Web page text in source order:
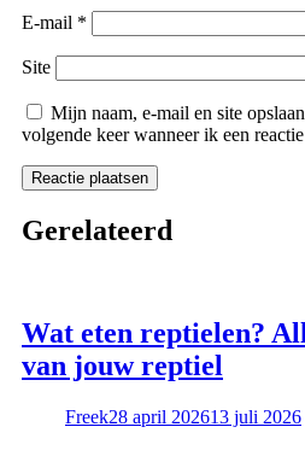
E-mail *
Site
Mijn naam, e-mail en site
volgende keer wanneer ik een
Gerelateerd
Wat eten reptielen?
van jouw reptiel
Freek28 april 202613 juli 2026